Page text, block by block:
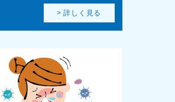
> 詳しく見る